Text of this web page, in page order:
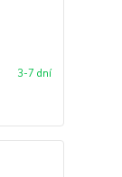
3-7 dní